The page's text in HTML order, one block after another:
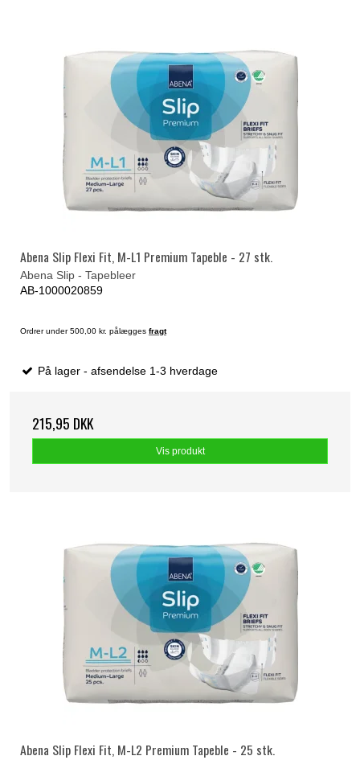
Abena Slip Flexi Fit, M-L1 Premium Tapeble - 27 stk.
Abena Slip - Tapebleer
AB-1000020859
Ordrer under 500,00 kr. pålægges fragt
På lager - afsendelse 1-3 hverdage
215,95 DKK
Vis produkt
Abena Slip Flexi Fit, M-L2 Premium Tapeble - 25 stk.